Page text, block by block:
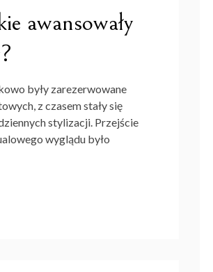
awansowały
były zarezerwowane
z czasem stały się
stylizacji. Przejście
wyglądu było